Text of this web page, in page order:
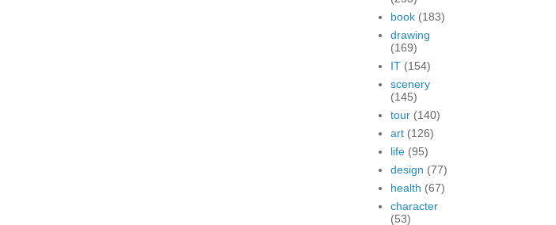
book (183)
drawing
(169)
IT (154)
scenery
(145)
tour (140)
art (126)
life (95)
design (77)
health (67)
character
(53)